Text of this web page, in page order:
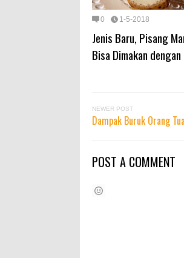
0 1-5-2018
Jenis Baru, Pisang
Bisa Dimakan
NEWER POST
Dampak Buruk Orang
POST A COMMENT